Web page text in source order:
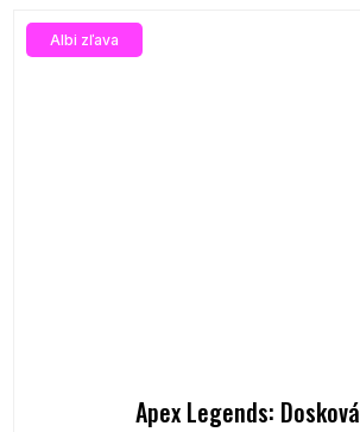
Albi zľava
Apex Legends: